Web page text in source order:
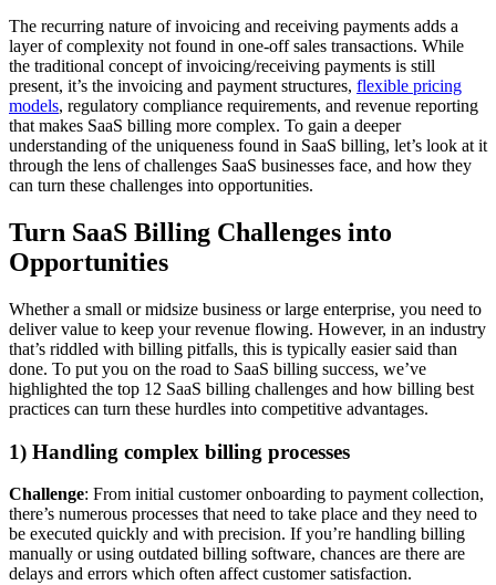
The recurring nature of invoicing and receiving payments adds a
layer of complexity not found in one-off sales transactions. While
the traditional concept of invoicing/receiving payments is still
present, it’s the invoicing and payment structures, flexible pricing
models, regulatory compliance requirements, and revenue reporting
that makes SaaS billing more complex. To gain a deeper
understanding of the uniqueness found in SaaS billing, let’s look at it
through the lens of challenges SaaS businesses face, and how they
can turn these challenges into opportunities.
Turn SaaS Billing Challenges into
Opportunities
Whether a small or midsize business or large enterprise, you need to
deliver value to keep your revenue flowing. However, in an industry
that’s riddled with billing pitfalls, this is typically easier said than
done. To put you on the road to SaaS billing success, we’ve
highlighted the top 12 SaaS billing challenges and how billing best
practices can turn these hurdles into competitive advantages.
1) Handling complex billing processes
Challenge: From initial customer onboarding to payment collection,
there’s numerous processes that need to take place and they need to
be executed quickly and with precision. If you’re handling billing
manually or using outdated billing software, chances are there are
delays and errors which often affect customer satisfaction.